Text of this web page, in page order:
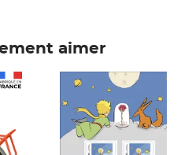
aimer
Prix 7,50€